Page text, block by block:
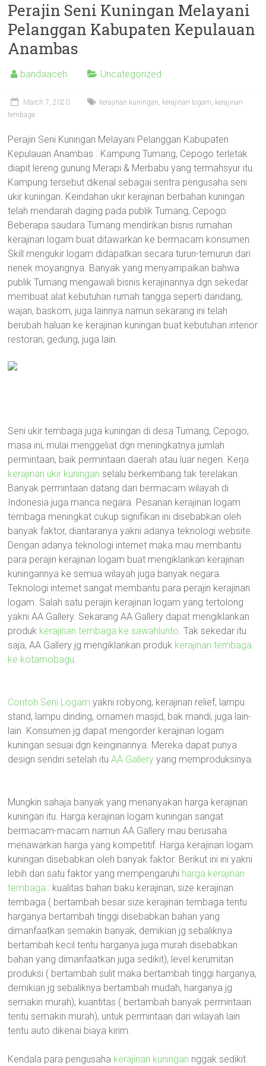
Perajin Seni Kuningan Melayani
Pelanggan Kabupaten Kepulauan
Anambas
bandaaceh Uncategorized
March 7, 2020 kerajinan kuningan, kerajinan logam, kerajinan
tembaga
Perajin Seni Kuningan Melayani Pelanggan Kabupaten
Kepulauan Anambas . Kampung Tumang, Cepogo terletak
diapit lereng gunung Merapi & Merbabu yang termahsyur itu.
Kampung tersebut dikenal sebagai sentra pengusaha seni
ukir kuningan. Keindahan ukir kerajinan berbahan kuningan
telah mendarah daging pada publik Tumang, Cepogo.
Beberapa saudara Tumang mendirikan bisnis rumahan
kerajinan logam buat ditawarkan ke bermacam konsumen.
Skill mengukir logam didapatkan secara turun-temurun dari
nenek moyangnya. Banyak yang menyampaikan bahwa
publik Tumang mengawali bisnis kerajinannya dgn sekedar
membuat alat kebutuhan rumah tangga seperti dandang,
wajan, baskom, juga lainnya namun sekarang ini telah
berubah haluan ke kerajinan kuningan buat kebutuhan interior
restoran, gedung, juga lain.
Seni ukir tembaga juga kuningan di desa Tumang, Cepogo,
masa ini, mulai menggeliat dgn meningkatnya jumlah
permintaan, baik permintaan daerah atau luar negeri. Kerja
kerajinan ukir kuningan selalu berkembang tak terelakan.
Banyak permintaan datang dari bermacam wilayah di
Indonesia juga manca negara. Pesanan kerajinan logam
tembaga meningkat cukup signifikan ini disebabkan oleh
banyak faktor, diantaranya yakni adanya teknologi website.
Dengan adanya teknologi internet maka mau membantu
para perajin kerajinan logam buat mengiklankan kerajinan
kuningannya ke semua wilayah juga banyak negara.
Teknologi internet sangat membantu para perajin kerajinan
logam. Salah satu perajin kerajinan logam yang tertolong
yakni AA Gallery. Sekarang AA Gallery dapat mengiklankan
produk kerajinan tembaga ke sawahlunto. Tak sekedar itu
saja, AA Gallery jg mengiklankan produk kerajinan tembaga
ke kotamobagu.
Contoh Seni Logam yakni robyong, kerajinan relief, lampu
stand, lampu dinding, ornamen masjid, bak mandi, juga lain-
lain. Konsumen jg dapat mengorder kerajinan logam
kuningan sesuai dgn keinginannya. Mereka dapat punya
design sendiri setelah ituAA Gallery yang memproduksinya.
Mungkin sahaja banyak yang menanyakan harga kerajinan
kuningan itu. Harga kerajinan logam kuningan sangat
bermacam-macam namun AA Gallery mau berusaha
menawarkan harga yang kompetitif. Harga kerajinan logam
kuningan disebabkan oleh banyak faktor. Berikut ini ini yakni
lebih dari satu faktor yang mempengaruhi harga kerajinan
tembaga : kualitas bahan baku kerajinan, size kerajinan
tembaga ( bertambah besar size kerajinan tembaga tentu
harganya bertambah tinggi disebabkan bahan yang
dimanfaatkan semakin banyak, demikian jg sebaliknya
bertambah kecil tentu harganya juga murah disebabkan
bahan yang dimanfaatkan juga sedikit), level kerumitan
produksi ( bertambah sulit maka bertambah tinggi harganya,
demikian jg sebaliknya bertambah mudah, harganya jg
semakin murah), kuantitas ( bertambah banyak permintaan
tentu semakin murah), untuk permintaan dari wilayah lain
tentu auto dikenai biaya kirim.
Kendala para pengusaha kerajinan kuningan nggak sedikit.